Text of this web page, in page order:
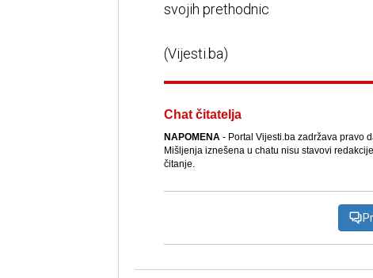
svojih prethodnic
(Vijesti.ba)
Chat čitatelja
NAPOMENA- Portal Vijesti.ba zadržava pravo
Mišljenja iznešena u chatu nisu stavovi
čitanje.